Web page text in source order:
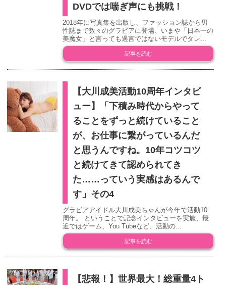
DVDでは喘ぎ声にも挑戦！
2018年に写真集を出版し、ファッション誌から男
性誌まで数々のグラビアに登場、いまや「日本一の
美魔女」と言っても過言ではないモデルでタレ...
記事を読む
【大川成美活動10周年インタビ
ュー】「下積み時代からやって
ることをずっと続けていること
が、お仕事に繋がっているんだ
と思うんですね。10年コツコツ
と続けてきて認められてき
た……っていう実感はあるんで
す」その4
グラビアアイドル大川成美ちゃんが今年で活動10
周年。 ということで記念インタビューを実施、最
近ではゲーム、You Tubeなど、活動の...
記事を読む
【悲報！】世界最大！総重量4ト